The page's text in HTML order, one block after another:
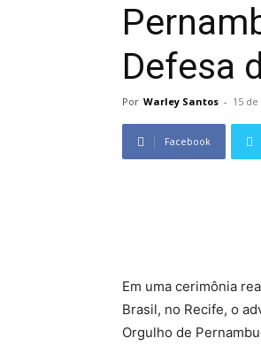
Defesa
Por Warley Santos - 15
Facebook
Em uma cerimônia
Brasil, no Recife, o
Orgulho de